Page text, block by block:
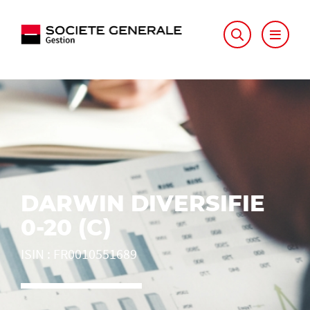
DARWIN DIVERSIFIE
0-20 (C)
ISIN : FR0010551689